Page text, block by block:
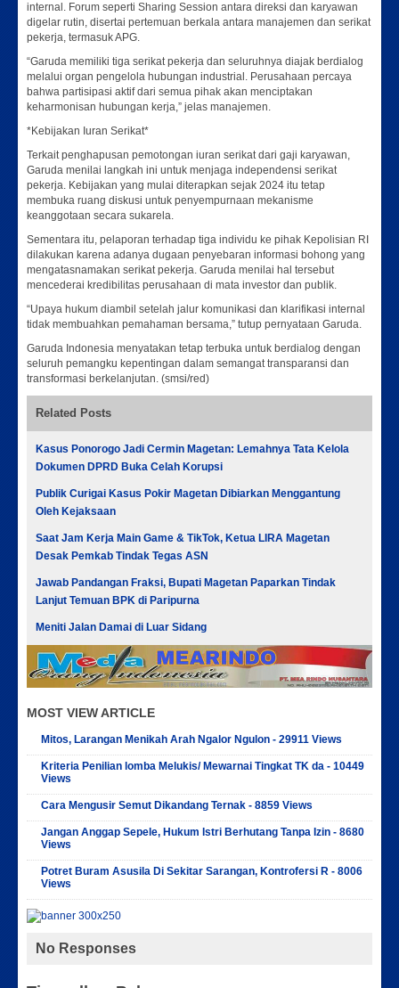
internal. Forum seperti Sharing Session antara direksi dan karyawan
digelar rutin, disertai pertemuan berkala antara manajemen dan serikat
pekerja, termasuk APG.
“Garuda memiliki tiga serikat pekerja dan seluruhnya diajak berdialog
melalui organ pengelola hubungan industrial. Perusahaan percaya
bahwa partisipasi aktif dari semua pihak akan menciptakan
keharmonisan hubungan kerja,” jelas manajemen.
*Kebijakan Iuran Serikat*
Terkait penghapusan pemotongan iuran serikat dari gaji karyawan,
Garuda menilai langkah ini untuk menjaga independensi serikat
pekerja. Kebijakan yang mulai diterapkan sejak 2024 itu tetap
membuka ruang diskusi untuk penyempurnaan mekanisme
keanggotaan secara sukarela.
Sementara itu, pelaporan terhadap tiga individu ke pihak Kepolisian RI
dilakukan karena adanya dugaan penyebaran informasi bohong yang
mengatasnamakan serikat pekerja. Garuda menilai hal tersebut
mencederai kredibilitas perusahaan di mata investor dan publik.
“Upaya hukum diambil setelah jalur komunikasi dan klarifikasi internal
tidak membuahkan pemahaman bersama,” tutup pernyataan Garuda.
Garuda Indonesia menyatakan tetap terbuka untuk berdialog dengan
seluruh pemangku kepentingan dalam semangat transparansi dan
transformasi berkelanjutan. (smsi/red)
Related Posts
Kasus Ponorogo Jadi Cermin Magetan: Lemahnya Tata Kelola
Dokumen DPRD Buka Celah Korupsi
Publik Curigai Kasus Pokir Magetan Dibiarkan Menggantung
Oleh Kejaksaan
Saat Jam Kerja Main Game & TikTok, Ketua LIRA Magetan
Desak Pemkab Tindak Tegas ASN
Jawab Pandangan Fraksi, Bupati Magetan Paparkan Tindak
Lanjut Temuan BPK di Paripurna
Meniti Jalan Damai di Luar Sidang
MOST VIEW ARTICLE
Mitos, Larangan Menikah Arah Ngalor Ngulon - 29911 Views
Kriteria Penilian lomba Melukis/ Mewarnai Tingkat TK da - 10449
Views
Cara Mengusir Semut Dikandang Ternak - 8859 Views
Jangan Anggap Sepele, Hukum Istri Berhutang Tanpa Izin - 8680
Views
Potret Buram Asusila Di Sekitar Sarangan, Kontrofersi R - 8006
Views
No Responses